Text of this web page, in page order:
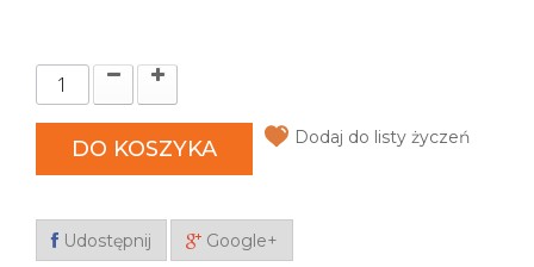
DO KOSZYKA Dodaj do listy życzeń
Udostępnij Google+